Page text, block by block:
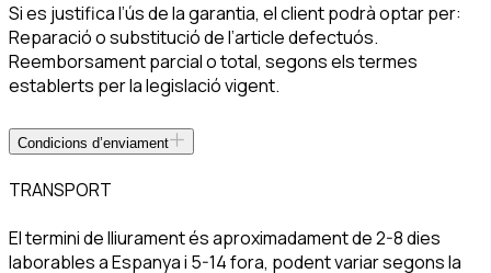
Si es justifica l’ús de la garantia, el client podrà optar per:
Reparació o substitució de l’article defectuós.
Reemborsament parcial o total, segons els termes
establerts per la legislació vigent.
Condicions d’enviament
TRANSPORT
El termini de lliurament és aproximadament de 2-8 dies
laborables a Espanya i 5-14 fora, podent variar segons la